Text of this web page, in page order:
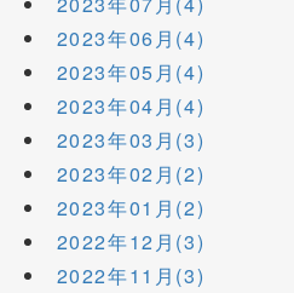
2023年06月(4)
2023年05月(4)
2023年04月(4)
2023年03月(3)
2023年02月(2)
2023年01月(2)
2022年12月(3)
2022年11月(3)